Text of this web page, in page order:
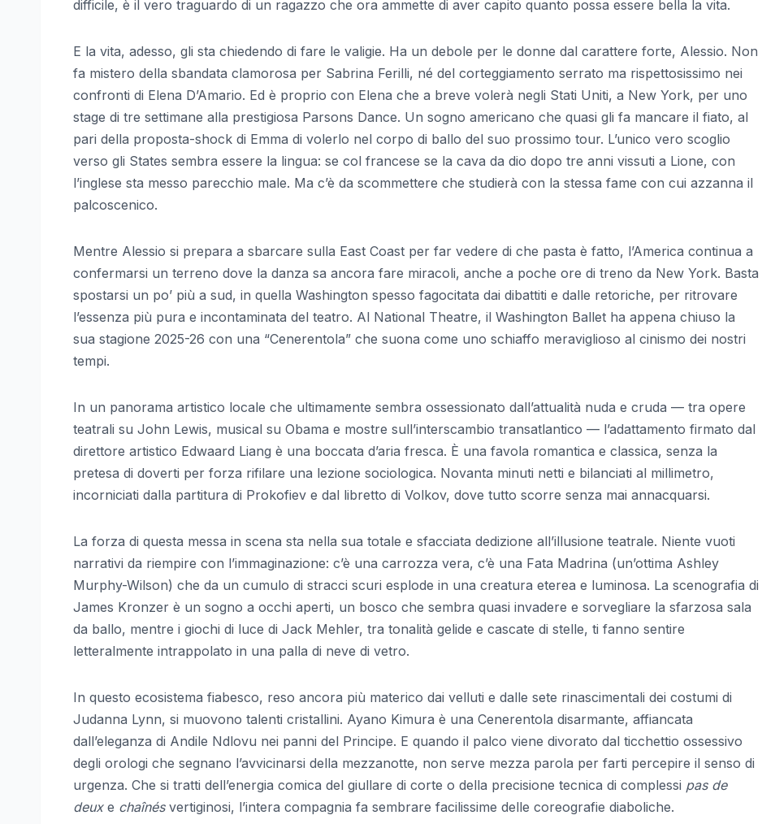
difficile, è il vero traguardo di un ragazzo che ora ammette di aver capito quanto possa essere bella la vita.
E la vita, adesso, gli sta chiedendo di fare le valigie. Ha un debole per le donne dal carattere forte, Alessio. Non
fa mistero della sbandata clamorosa per Sabrina Ferilli, né del corteggiamento serrato ma rispettosissimo nei
confronti di Elena D’Amario. Ed è proprio con Elena che a breve volerà negli Stati Uniti, a New York, per uno
stage di tre settimane alla prestigiosa Parsons Dance. Un sogno americano che quasi gli fa mancare il fiato, al
pari della proposta-shock di Emma di volerlo nel corpo di ballo del suo prossimo tour. L’unico vero scoglio
verso gli States sembra essere la lingua: se col francese se la cava da dio dopo tre anni vissuti a Lione, con
l’inglese sta messo parecchio male. Ma c’è da scommettere che studierà con la stessa fame con cui azzanna il
palcoscenico.
Mentre Alessio si prepara a sbarcare sulla East Coast per far vedere di che pasta è fatto, l’America continua a
confermarsi un terreno dove la danza sa ancora fare miracoli, anche a poche ore di treno da New York. Basta
spostarsi un po’ più a sud, in quella Washington spesso fagocitata dai dibattiti e dalle retoriche, per ritrovare
l’essenza più pura e incontaminata del teatro. Al National Theatre, il Washington Ballet ha appena chiuso la
sua stagione 2025-26 con una “Cenerentola” che suona come uno schiaffo meraviglioso al cinismo dei nostri
tempi.
In un panorama artistico locale che ultimamente sembra ossessionato dall’attualità nuda e cruda — tra opere
teatrali su John Lewis, musical su Obama e mostre sull’interscambio transatlantico — l’adattamento firmato dal
direttore artistico Edwaard Liang è una boccata d’aria fresca. È una favola romantica e classica, senza la
pretesa di doverti per forza rifilare una lezione sociologica. Novanta minuti netti e bilanciati al millimetro,
incorniciati dalla partitura di Prokofiev e dal libretto di Volkov, dove tutto scorre senza mai annacquarsi.
La forza di questa messa in scena sta nella sua totale e sfacciata dedizione all’illusione teatrale. Niente vuoti
narrativi da riempire con l’immaginazione: c’è una carrozza vera, c’è una Fata Madrina (un’ottima Ashley
Murphy-Wilson) che da un cumulo di stracci scuri esplode in una creatura eterea e luminosa. La scenografia di
James Kronzer è un sogno a occhi aperti, un bosco che sembra quasi invadere e sorvegliare la sfarzosa sala
da ballo, mentre i giochi di luce di Jack Mehler, tra tonalità gelide e cascate di stelle, ti fanno sentire
letteralmente intrappolato in una palla di neve di vetro.
In questo ecosistema fiabesco, reso ancora più materico dai velluti e dalle sete rinascimentali dei costumi di
Judanna Lynn, si muovono talenti cristallini. Ayano Kimura è una Cenerentola disarmante, affiancata
dall’eleganza di Andile Ndlovu nei panni del Principe. E quando il palco viene divorato dal ticchettio ossessivo
degli orologi che segnano l’avvicinarsi della mezzanotte, non serve mezza parola per farti percepire il senso di
urgenza. Che si tratti dell’energia comica del giullare di corte o della precisione tecnica di complessi pas de
deuxe chaînésvertiginosi, l’intera compagnia fa sembrare facilissime delle coreografie diaboliche.